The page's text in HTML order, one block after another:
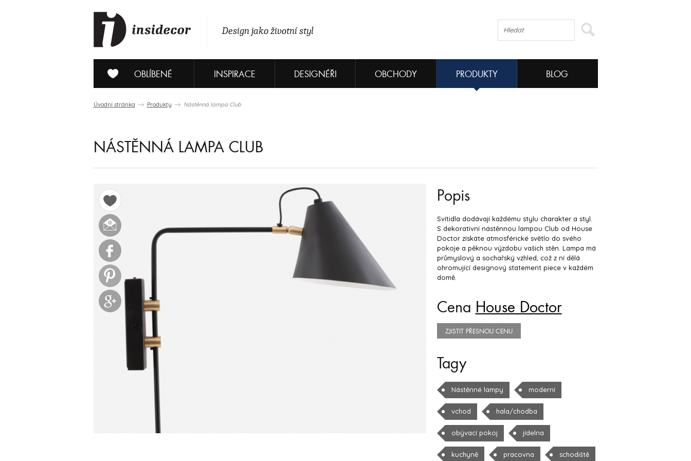
Design jako životní styl
OBLÍBENÉ INSPIRACE DESIGNÉŘI OBCHODY PRODUKTY BLOG
Úvodní stránka Produkty Nástěnná lampa Club
NÁSTĚNNÁ LAMPA CLUB
Popis
Svítidla dodávají každému stylu charakter a styl.
S dekorativní nástěnnou lampou Club od House
Doctor získáte atmosférické světlo do svého
pokoje a pěknou výzdobu vašich stěn. Lampa má
průmyslový a sochařský vzhled, což z ní dělá
ohromující designový statement piece v každém
domě.
Cena House Doctor
ZJISTIT PŘESNOU CENU
Tagy
Nástěnné lampy moderní
vchod hala/chodba
obývací pokoj jídelna
kuchyně pracovna schodiště